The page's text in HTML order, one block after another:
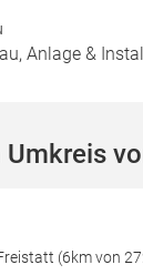
Anlage &
(6km von